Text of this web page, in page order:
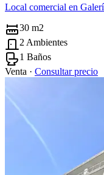
Local comercial en
30 m2
2 Ambientes
1 Baños
Venta · Consultar precio